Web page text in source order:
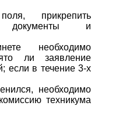
прикрепить
документы и
необходимо
ли заявление
если в течение 3-х
необходимо
техникума